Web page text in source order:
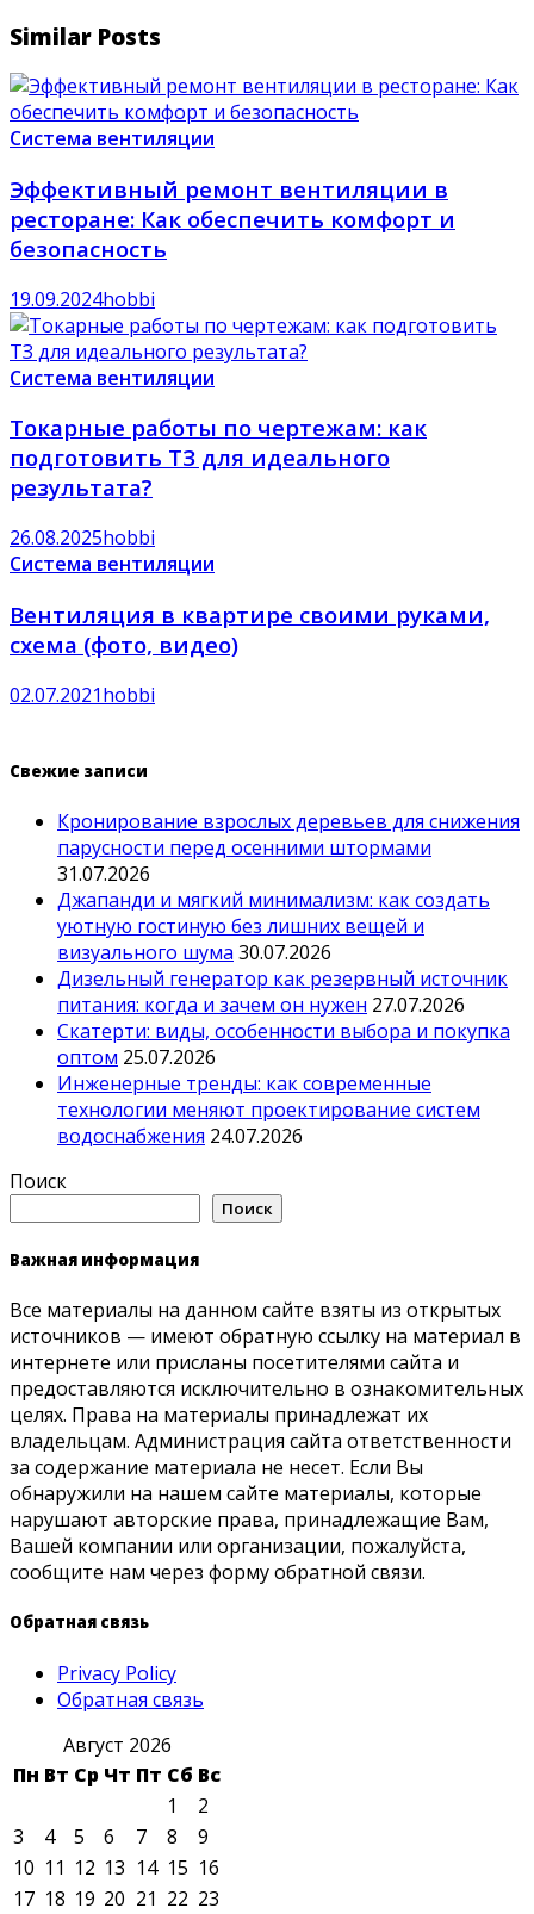
Similar Posts
Система вентиляции
Эффективный ремонт вентиляции в
ресторане: Как обеспечить комфорт и
безопасность
19.09.2024hobbi
Система вентиляции
Токарные работы по чертежам: как
подготовить ТЗ для идеального
результата?
26.08.2025hobbi
Система вентиляции
Вентиляция в квартире своими руками,
схема (фото, видео)
02.07.2021hobbi
Свежие записи
Кронирование взрослых деревьев для снижения
парусности перед осенними штормами
31.07.2026
Джапанди и мягкий минимализм: как создать
уютную гостиную без лишних вещей и
визуального шума 30.07.2026
Дизельный генератор как резервный источник
питания: когда и зачем он нужен 27.07.2026
Скатерти: виды, особенности выбора и покупка
оптом 25.07.2026
Инженерные тренды: как современные
технологии меняют проектирование систем
водоснабжения 24.07.2026
Поиск
Поиск
Важная информация
Все материалы на данном сайте взяты из открытых
источников — имеют обратную ссылку на материал в
интернете или присланы посетителями сайта и
предоставляются исключительно в ознакомительных
целях. Права на материалы принадлежат их
владельцам. Администрация сайта ответственности
за содержание материала не несет. Если Вы
обнаружили на нашем сайте материалы, которые
нарушают авторские права, принадлежащие Вам,
Вашей компании или организации, пожалуйста,
сообщите нам через форму обратной связи.
Обратная связь
Privacy Policy
Обратная связь
Август 2026
Пн Вт Ср Чт Пт Сб Вс
1
2
3
4 5 6 7 8
9
10 11 12 13 14 15 16
17 18 19 20 21 22 23